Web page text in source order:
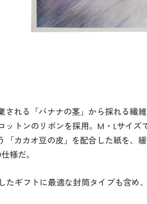
される「バナナの茎」から採れる繊
ットンのリボンを採用。M・Lサイズ
カカオ豆の皮」を配合した紙を、
様だ。
たギフトに最適な封筒タイプも含め